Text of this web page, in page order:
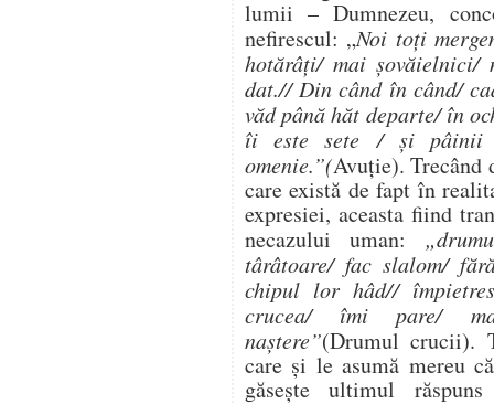
lumii – Dumnezeu,
nefirescul: „Noi toți
hotărâți/ mai șovăielnici/
dat.// Din când în când/
văd până hăt departe/ în
îi este sete / și pâinii
omenie.”(Avuție). Trecând
care există de fapt în
expresiei, aceasta fiind
necazului uman:
târâtoare/ fac slalom/
chipul lor hâd//
crucea/ îmi pare/
naștere”(Drumul crucii).
care și le asumă mereu
găsește ultimul